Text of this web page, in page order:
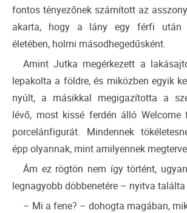
fontos tényezőnek számított az
akarta, hogy a lány egy férfi után
életében, holmi másodhegedűsként.
Amint Jutka megérkezett a
lepakolta a földre, és miközben egyik
nyúlt, a másikkal megigazította a
lévő, most kissé ferdén álló
porcelánfigurát. Mindennek
épp olyannak, mint amilyennek
Ám ez rögtön nem így történt,
legnagyobb döbbenetére – nyitva
– Mi a fene? – dohogta magában,